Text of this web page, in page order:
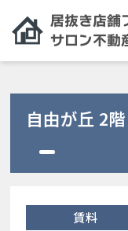
自由が丘 2
賃料